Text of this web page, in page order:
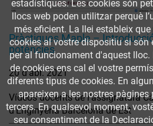
Pràctiques Maple –
potències
20 d’abr. 2021
Vídeos docents de l'assignatura
d'Enginyeria Barcelona de Est
estadístiques. Les cookies són
llocs web poden utilitzar perquè
més eficient. La llei estableix
cookies al vostre dispositiu si són
per al funcionament d'aquest
de cookies ens cal el vostre
diferents tipus de cookies. En
apareixen a les nostres pàgines
tercers. En qualsevol moment,
seu consentiment de la